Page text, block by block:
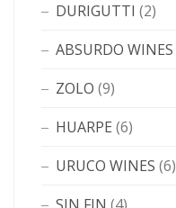
DURIGUTTI (2)
ABSURDO WINES
ZOLO (9)
HUARPE (6)
URUCO WINES (6)